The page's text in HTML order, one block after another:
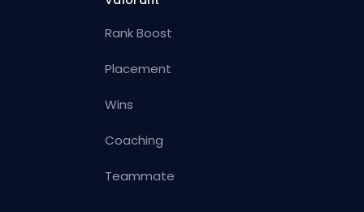
Rank Boost
Placement
Wins
Coaching
Teammate